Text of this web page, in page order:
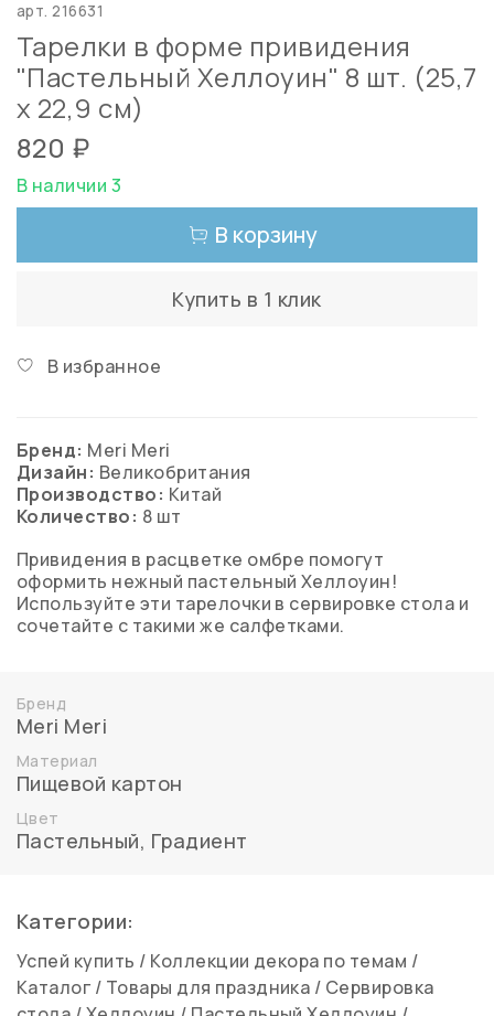
арт.216631
Тарелки в форме привидения
"Пастельный Хеллоуин" 8 шт. (25,7
х 22,9 см)
820 ₽
В наличии 3
В корзину
Купить в 1 клик
В избранное
Бренд: Meri Meri
Дизайн: Великобритания
Производство: Китай
Количество: 8 шт
Привидения в расцветке омбре помогут
оформить нежный пастельный Хеллоуин!
Используйте эти тарелочки в сервировке стола и
сочетайте с такими же салфетками.
Бренд
Meri Meri
Материал
Пищевой картон
Цвет
Пастельный, Градиент
Категории:
Успей купить / Коллекции декора по темам /
Каталог / Товары для праздника / Сервировка